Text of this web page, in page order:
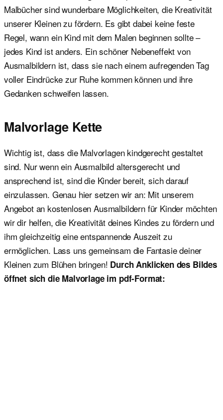
Malbücher sind wunderbare Möglichkeiten, die Kreativität
unserer Kleinen zu fördern. Es gibt dabei keine feste
Regel, wann ein Kind mit dem Malen beginnen sollte –
jedes Kind ist anders. Ein schöner Nebeneffekt von
Ausmalbildern ist, dass sie nach einem aufregenden Tag
voller Eindrücke zur Ruhe kommen können und ihre
Gedanken schweifen lassen.
Malvorlage Kette
Wichtig ist, dass die Malvorlagen kindgerecht gestaltet
sind. Nur wenn ein Ausmalbild altersgerecht und
ansprechend ist, sind die Kinder bereit, sich darauf
einzulassen. Genau hier setzen wir an: Mit unserem
Angebot an kostenlosen Ausmalbildern für Kinder möchten
wir dir helfen, die Kreativität deines Kindes zu fördern und
ihm gleichzeitig eine entspannende Auszeit zu
ermöglichen. Lass uns gemeinsam die Fantasie deiner
Kleinen zum Blühen bringen! Durch Anklicken des Bildes
öffnet sich die Malvorlage im pdf-Format: